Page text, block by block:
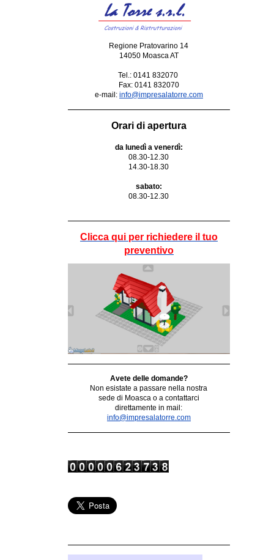
Regione Pratovarino 14
14050 Moasca AT
Tel.: 0141 832070
Fax: 0141 832070
e-mail: info@impresalatorre.com
Orari di apertura
da lunedì a venerdì:
08.30-12.30
14.30-18.30
sabato:
08.30-12.30
Clicca qui per richiedere il tuo
preventivo
Avete delle domande?
Non esistate apassarenella nostra
sede di Moasca o a contattarci
direttamente in mail:
info@impresalatorre.com